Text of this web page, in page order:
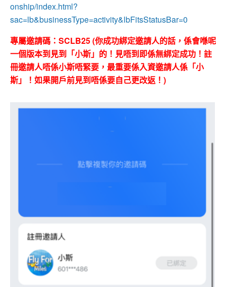
onship/index.html?
sac=lb&businessType=activity&lbFitsStatusBar=0
專屬邀請碼：SCLB25 (你成功綁定邀請人的話，係會喺呢
一個版本到見到「小斯」的！見唔到即係無綁定成功！註
冊邀請人唔係小斯唔緊要，最重要係入資邀請人係「小
斯」！如果開戶前見到唔係要自己更改返！)